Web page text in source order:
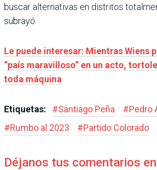
buscar alternativas en distritos
subrayó.
Le puede interesar: Mientras Wiens
“país maravilloso” en un acto,
toda máquina
Etiquetas: #Santiago Peña #Pedro
#Rumbo al 2023 #Partido Colorado
Déjanos tus comentarios